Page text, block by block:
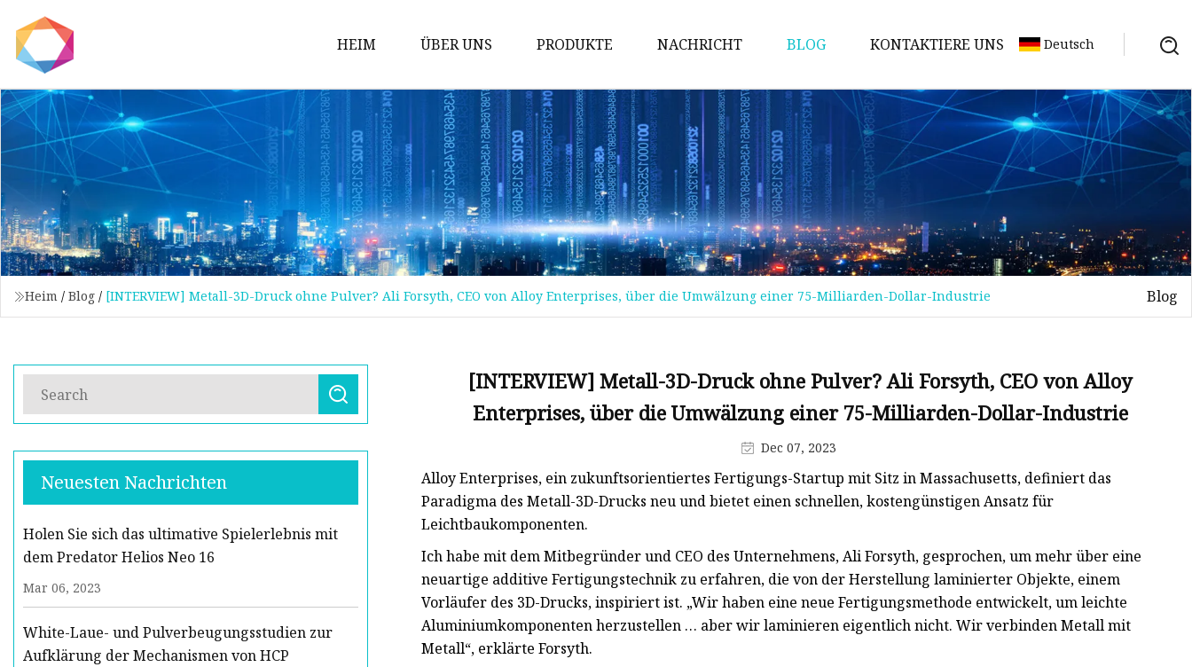
HEIM ÜBER UNS PRODUKTE
Magnetischer Kern
Spulen
Induktor
Gleichtaktdrossel
Stromwandler
DIP-Spule
SMD-Spule
Mn-Zn-Ferritkern
Ni-Zn-Ferritkern
Schalttransformator
Gekapselter Transformator
Elektronischer Transformator
Legierungspulverkern
NACHRICHT BLOG KONTAKTIERE UNS Deutsch
Heim / Blog / [INTERVIEW] Metall-3D-Druck ohne Pulver? Ali Forsyth, CEO von Alloy Enterprises, über die Umwälzung einer 75-Milliarden-Dollar-Industrie Blog
Neuesten Nachrichten
Holen Sie sich das ultimative Spielerlebnis mit
dem Predator Helios Neo 16
Mar 06, 2023
White-Laue- und Pulverbeugungsstudien zur
Aufklärung der Mechanismen von HCP
[INTERVIEW] Metall-3D-Druck ohne Pulver? Ali Forsyth, CEO von Alloy
Enterprises, über die Umwälzung einer 75-Milliarden-Dollar-Industrie
Dec 07, 2023
Alloy Enterprises, ein zukunftsorientiertes Fertigungs-Startup mit Sitz in Massachusetts, definiert das
Paradigma des Metall-3D-Drucks neu und bietet einen schnellen, kostengünstigen Ansatz für
Leichtbaukomponenten.
Ich habe mit dem Mitbegründer und CEO des Unternehmens, Ali Forsyth, gesprochen, um mehr über eine
neuartige additive Fertigungstechnik zu erfahren, die von der Herstellung laminierter Objekte, einem
Vorläufer des 3D-Drucks, inspiriert ist. „Wir haben eine neue Fertigungsmethode entwickelt, um leichte
Aluminiumkomponenten herzustellen … aber wir laminieren eigentlich nicht. Wir verbinden Metall mit
Metall“, erklärte Forsyth.